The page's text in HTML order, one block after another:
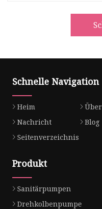
Schnelle Navigation
Heim
Nachricht
Blog
Seitenverzeichnis
Produkt
Sanitärpumpen
Drehkolbenpumpe